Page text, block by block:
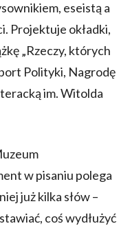
eseistą a
Projektuje okładki,
„Rzeczy, których
Polityki, Nagrodę
im. Witolda
w pisaniu polega
już kilka słów –
coś wydłużyć